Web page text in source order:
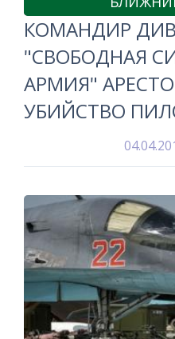
КОМАНДИР
"СВОБОДНАЯ
АРМИЯ"
УБИЙСТВО